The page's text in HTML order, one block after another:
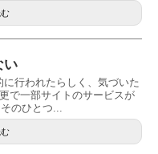
い
行われたらしく、気づいた
で一部サイトのサービスが
のひとつ...